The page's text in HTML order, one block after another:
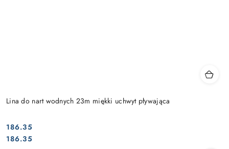
Lina do nart wodnych 23m miękki uchwyt pływająca
Cena:
186.35
Cena:
186.35